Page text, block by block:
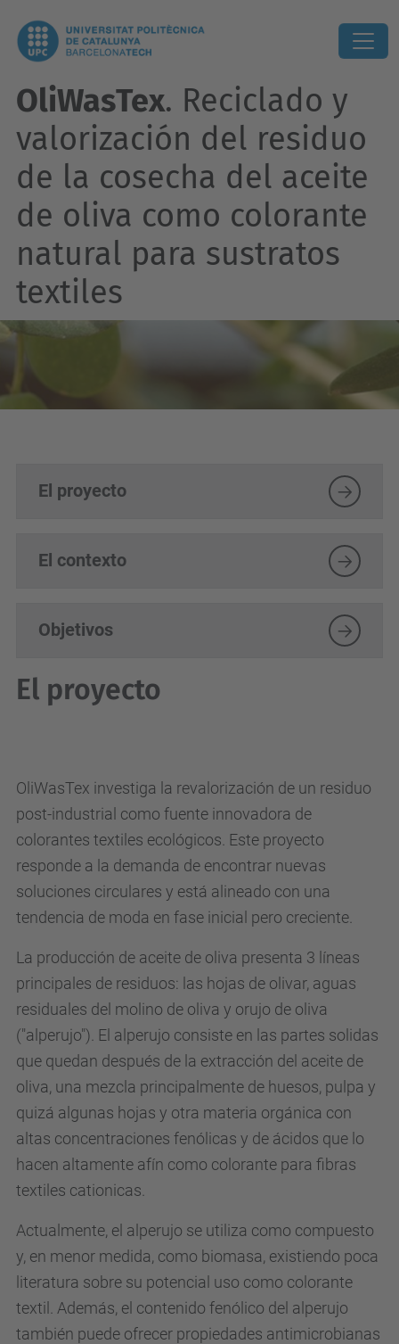
OliWasTex. Reciclado y
valorización del residuo
de la cosecha del aceite
de oliva como colorante
natural para sustratos
textiles
El proyecto
El contexto
Objetivos
El proyecto
OliWasTex investiga la revalorización de un residuo
post-industrial como fuente innovadora de
colorantes textiles ecológicos. Este proyecto
responde a la demanda de encontrar nuevas
soluciones circulares y está alineado con una
tendencia de moda en fase inicial pero creciente.
La producción de aceite de oliva presenta 3 líneas
principales de residuos: las hojas de olivar, aguas
residuales del molino de oliva y orujo de oliva
("alperujo"). El alperujo consiste en las partes solidas
que quedan después de la extracción del aceite de
oliva, una mezcla principalmente de huesos, pulpa y
quizá algunas hojas y otra materia orgánica con
altas concentraciones fenólicas y de ácidos que lo
hacen altamente afín como colorante para fibras
textiles cationicas.
Actualmente, el alperujo se utiliza como compuesto
y, en menor medida, como biomasa, existiendo poca
literatura sobre su potencial uso como colorante
textil. Además, el contenido fenólico del alperujo
también puede ofrecer propiedades antimicrobianas